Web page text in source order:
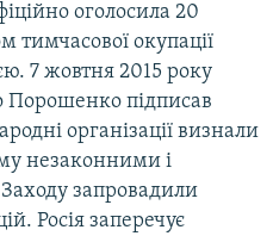
оголосила 20
тимчасової окупації
7 жовтня 2015 року
Порошенко підписав
організації визнали
незаконними і
Заходу запровадили
Росія заперечує